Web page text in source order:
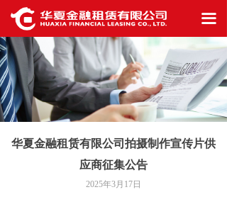
끀
首页
公司概况
信息披露
业务生态
最新资讯
华夏金融租赁有限公司拍摄制作宣传片供
应商征集公告
2025年3月17日